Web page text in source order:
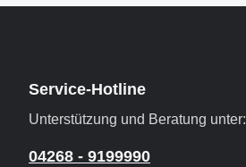
Service-Hotline
Unterstützung und Beratung unter:
04268 - 9199990